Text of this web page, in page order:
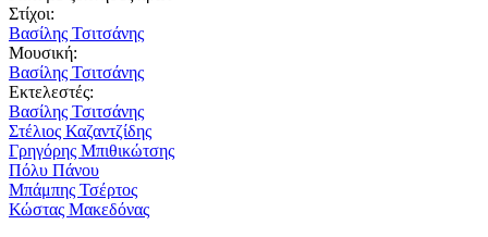
Στίχοι:
Βασίλης Τσιτσάνης
Μουσική:
Βασίλης Τσιτσάνης
Εκτελεστές:
Βασίλης Τσιτσάνης
Στέλιος Καζαντζίδης
Γρηγόρης Μπιθικώτσης
Πόλυ Πάνου
Μπάμπης Τσέρτος
Κώστας Μακεδόνας